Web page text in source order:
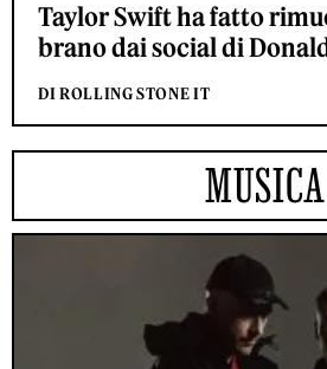
Taylor Swift ha fatto
brano dai social di
DI ROLLING STONE IT
MUSICA